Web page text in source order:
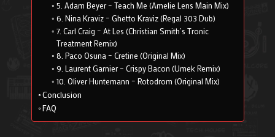
5. Adam Beyer – Teach Me (Amelie Lens Main Mix)
6. Nina Kraviz – Ghetto Kraviz (Regal 303 Dub)
7. Carl Craig – At Les (Christian Smith’s Tronic
Treatment Remix)
8. Paco Osuna – Cretine (Original Mix)
9. Laurent Garnier – Crispy Bacon (Umek Remix)
10. Oliver Huntemann – Rotodrom (Original Mix)
Conclusion
FAQ